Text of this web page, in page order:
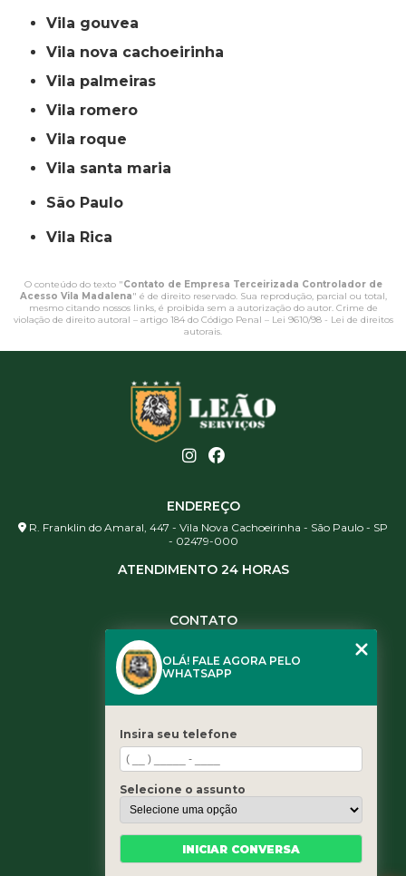
vila gouvea
vila nova cachoeirinha
vila palmeiras
vila romero
vila roque
vila santa maria
São Paulo
Vila Rica
O conteúdo do texto "Contato de Empresa Terceirizada Controlador de
Acesso Vila Madalena" é de direito reservado. Sua reprodução, parcial ou total,
mesmo citando nossos links, é proibida sem a autorização do autor. Crime de
violação de direito autoral – artigo 184 do Código Penal – Lei 9610/98 - Lei de direitos
autorais
ENDEREÇO
R. Franklin do Amaral, 447 - Vila Nova Cachoeirinha - São Paulo - SP
- 02479-000
ATENDIMENTO 24 HORAS
CONTATO
(11) 3461-5871
contato@leaoservicos.com.br
Home
Quem somos
Serviços
Blog
OLÁ! FALE AGORA PELO
WHATSAPP
Insira seu telefone
Selecione o assunto
INICIAR CONVERSA